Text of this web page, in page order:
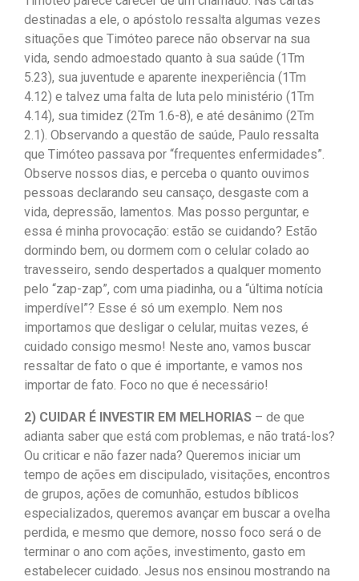
destinadas a ele, o apóstolo ressalta algumas vezes
situações que Timóteo parece não observar na sua
vida, sendo admoestado quanto à sua saúde (1Tm
5.23), sua juventude e aparente inexperiência (1Tm
4.12) e talvez uma falta de luta pelo ministério (1Tm
4.14), sua timidez (2Tm 1.6-8), e até desânimo (2Tm
2.1). Observando a questão de saúde, Paulo ressalta
que Timóteo passava por “frequentes enfermidades”.
Observe nossos dias, e perceba o quanto ouvimos
pessoas declarando seu cansaço, desgaste com a
vida, depressão, lamentos. Mas posso perguntar, e
essa é minha provocação: estão se cuidando? Estão
dormindo bem, ou dormem com o celular colado ao
travesseiro, sendo despertados a qualquer momento
pelo “zap-zap”, com uma piadinha, ou a “última notícia
imperdível”? Esse é só um exemplo. Nem nos
importamos que desligar o celular, muitas vezes, é
cuidado consigo mesmo! Neste ano, vamos buscar
ressaltar de fato o que é importante, e vamos nos
importar de fato. Foco no que é necessário!
2) CUIDAR É INVESTIR EM MELHORIAS – de que
adianta saber que está com problemas, e não tratá-los?
Ou criticar e não fazer nada? Queremos iniciar um
tempo de ações em discipulado, visitações, encontros
de grupos, ações de comunhão, estudos bíblicos
especializados, queremos avançar em buscar a ovelha
perdida, e mesmo que demore, nosso foco será o de
terminar o ano com ações, investimento, gasto em
estabelecer cuidado. Jesus nos ensinou mostrando na